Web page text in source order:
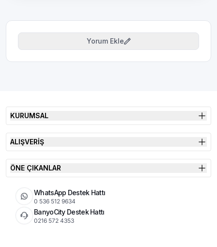
Yorum Ekle
KURUMSAL
ALIŞVERİŞ
ÖNE ÇIKANLAR
WhatsApp Destek Hattı
0 536 512 9634
BanyoCity Destek Hattı
0216 572 4353